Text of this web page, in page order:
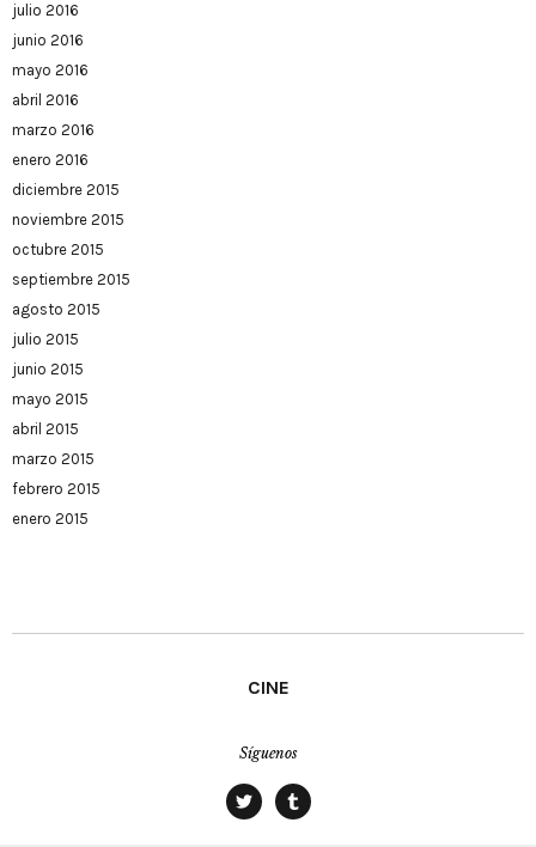
julio 2016
junio 2016
mayo 2016
abril 2016
marzo 2016
enero 2016
diciembre 2015
noviembre 2015
octubre 2015
septiembre 2015
agosto 2015
julio 2015
junio 2015
mayo 2015
abril 2015
marzo 2015
febrero 2015
enero 2015
CINE
Síguenos